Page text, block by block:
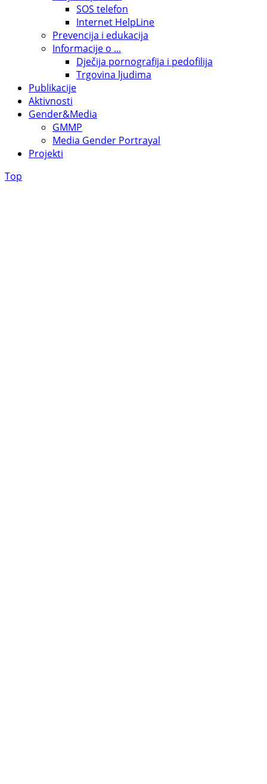
SOS telefon
Internet HelpLine
Prevencija i edukacija
Informacije o ...
Dječija pornografija i pedofilija
Trgovina ljudima
Publikacije
Aktivnosti
Gender&Media
GMMP
Media Gender Portrayal
Projekti
Top